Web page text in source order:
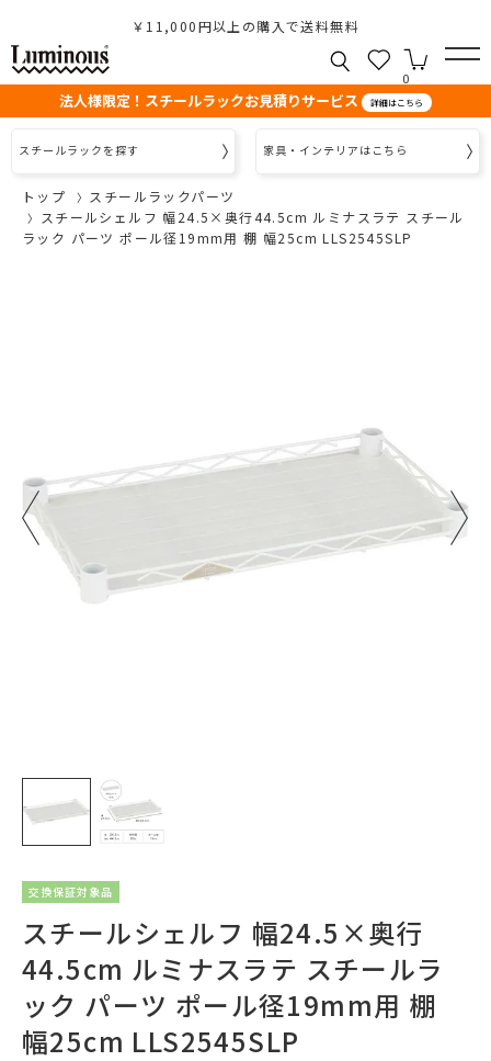
￥11,000円以上の購入で送料無料
0
法人様限定！スチールラックお見積りサービス 詳細はこちら
スチールラックを探す 家具・インテリアはこちら
トップ
スチールラックパーツ
スチールシェルフ 幅24.5×奥行44.5cm ルミナスラテ スチール
ラック パーツ ポール径19mm用 棚 幅25cm LLS2545SLP
交換保証対象品
スチールシェルフ 幅24.5×奥行
44.5cm ルミナスラテ スチールラ
ック パーツ ポール径19mm用 棚
幅25cm LLS2545SLP